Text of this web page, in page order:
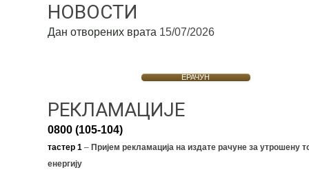
НОВОСТИ
Дан отворених врата 15/07/2026
ЕРАЧУН
РЕКЛАМАЦИЈЕ
0800 (105-104)
тастер 1–Пријем рекламација на издате рачуне за утрошену
енергију